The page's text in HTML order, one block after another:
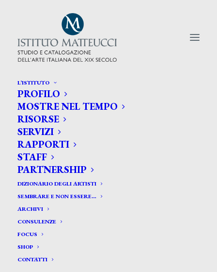
L’ISTITUTO
PROFILO
MOSTRE NEL TEMPO
RISORSE
SERVIZI
RAPPORTI
STAFF
PARTNERSHIP
DIZIONARIO DEGLI ARTISTI
SEMBRARE E NON ESSERE…
ARCHIVI
CONSULENZE
FOCUS
SHOP
CONTATTI
CERCA TRA GLI ARTISTI:
Search
for:
Simone Edgardo